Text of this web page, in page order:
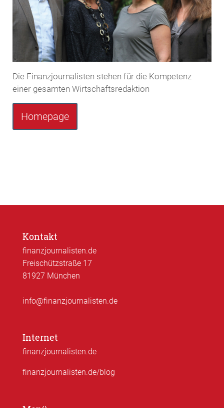
Die Finanzjournalisten stehen für die Kompetenz
einer gesamten Wirtschaftsredaktion
Homepage
Kontakt
finanzjournalisten.de
Freischützstraße 17
81927 München
info@finanzjournalisten.de
Internet
finanzjournalisten.de
finanzjournalisten.de/blog